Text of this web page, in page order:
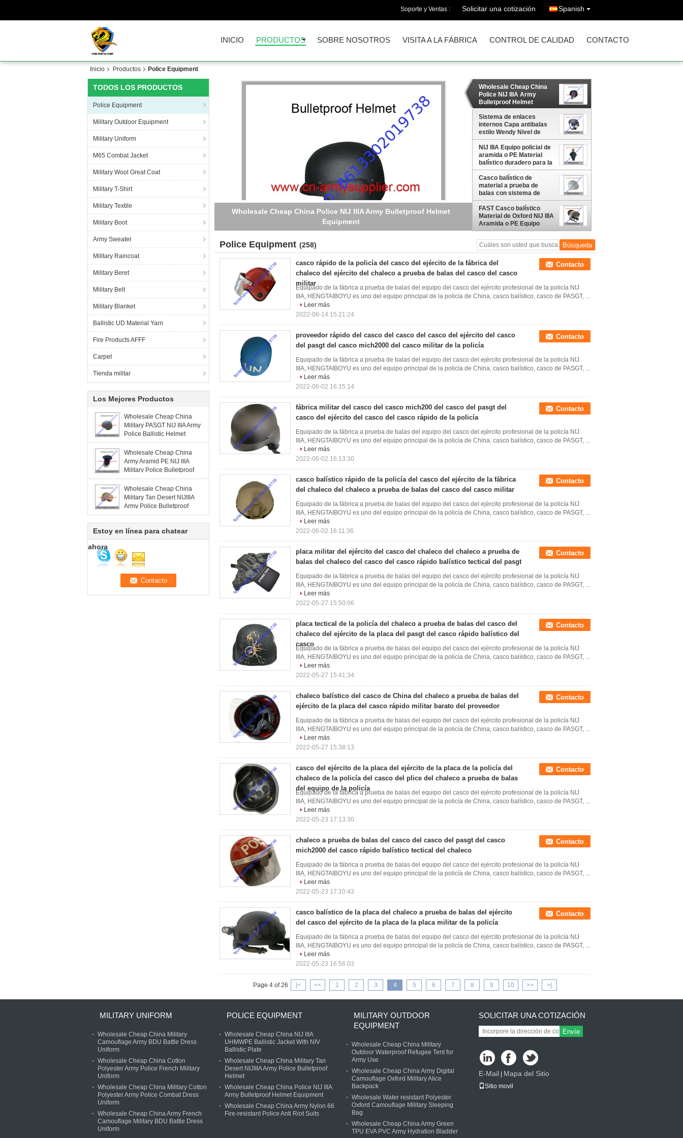
Soporte y Ventas : Solicitar una cotización Spanish
INICIO PRODUCTOS SOBRE NOSOTROS VISITA A LA FÁBRICA CONTROL DE CALIDAD CONTACTO
Inicio Productos Police Equipment
TODOS LOS PRODUCTOS
Police Equipment
Military Outdoor Equipment
Military Uniform
M65 Combat Jacket
Military Wool Great Coat
Military T-Shirt
Military Textile
Military Boot
Army Sweater
Military Raincoat
Military Beret
Military Belt
Military Blanket
Ballistic UD Material Yarn
Fire Products AFFF
Carpet
Tienda militar
Los Mejores Productos
Wholesale Cheap China
Military PASGT NIJ IIIA Army
Police Ballistic Helmet
Wholesale Cheap China
Army Aramid PE NIJ IIIA
Military Police Bulletproof
Helmet
Wholesale Cheap China
Military Tan Desert NIJIIIA
Army Police Bulletproof
Helmet
Estoy en línea para chatear
ahora
Sistema de enlaces internos Capa antibalas estilo Wendy Nivel de
protección de fibra de aramida o UHMWPE
Wholesale Cheap China
Police NIJ IIIA Army
Bulletproof Helmet
Equipment
Sistema de enlaces
internos Capa antibalas
estilo Wendy Nivel de
protección de fibra de
aramida o UHMWPE
NIJ IIIA Equipo policial de
aramida o PE Material
balístico duradero para la
aplicación de la ley
Casco balístico de
material a prueba de
balas con sistema de
telas internas de estilo
alemán y fibra de aramida
o UHMWPE
FAST Casco balístico
Material de Oxford NIJ IIIA
Aramida o PE Equipo
policial para la aplicación
de la ley
Police Equipment (258)
casco rápido de la policía del casco del ejército de la fábrica del
chaleco del ejército del chaleco a prueba de balas del casco del casco
militar
Contacto
Equipado de la fábrica a prueba de balas del equipo del casco del ejército profesional de la policía NIJ
IIIA, HENGTAIBOYU es uno del equipo principal de la policía de China, casco balístico, casco de PASGT, ...
Leer más
2022-06-14 15:21:24
proveedor rápido del casco del casco del casco del ejército del casco
del pasgt del casco mich2000 del casco militar de la policía
Contacto
Equipado de la fábrica a prueba de balas del equipo del casco del ejército profesional de la policía NIJ
IIIA, HENGTAIBOYU es uno del equipo principal de la policía de China, casco balístico, casco de PASGT, ...
Leer más
2022-06-02 16:15:14
fábrica militar del casco del casco mich200 del casco del pasgt del
casco del ejército del casco del casco rápido de la policía
Contacto
Equipado de la fábrica a prueba de balas del equipo del casco del ejército profesional de la policía NIJ
IIIA, HENGTAIBOYU es uno del equipo principal de la policía de China, casco balístico, casco de PASGT, ...
Leer más
2022-06-02 16:13:30
casco balístico rápido de la policía del casco del ejército de la fábrica
del chaleco del chaleco a prueba de balas del casco del casco militar
Contacto
Equipado de la fábrica a prueba de balas del equipo del casco del ejército profesional de la policía NIJ
IIIA, HENGTAIBOYU es uno del equipo principal de la policía de China, casco balístico, casco de PASGT, ...
Leer más
2022-06-02 16:11:36
placa militar del ejército del casco del chaleco del chaleco a prueba de
balas del chaleco del casco del casco rápido balístico tectical del pasgt
Contacto
Equipado de la fábrica a prueba de balas del equipo del casco del ejército profesional de la policía NIJ
IIIA, HENGTAIBOYU es uno del equipo principal de la policía de China, casco balístico, casco de PASGT, ...
Leer más
2022-05-27 15:50:06
placa tectical de la policía del chaleco a prueba de balas del casco del
chaleco del ejército de la placa del pasgt del casco rápido balístico del
casco
Contacto
Equipado de la fábrica a prueba de balas del equipo del casco del ejército profesional de la policía NIJ
IIIA, HENGTAIBOYU es uno del equipo principal de la policía de China, casco balístico, casco de PASGT, ...
Leer más
2022-05-27 15:41:34
chaleco balístico del casco de China del chaleco a prueba de balas del
ejército de la placa del casco rápido militar barato del proveedor
Contacto
Equipado de la fábrica a prueba de balas del equipo del casco del ejército profesional de la policía NIJ
IIIA, HENGTAIBOYU es uno del equipo principal de la policía de China, casco balístico, casco de PASGT, ...
Leer más
2022-05-27 15:38:13
casco del ejército de la placa del ejército de la placa de la policía del
chaleco de la policía del casco del plice del chaleco a prueba de balas
del equipo de la policía
Contacto
Equipado de la fábrica a prueba de balas del equipo del casco del ejército profesional de la policía NIJ
IIIA, HENGTAIBOYU es uno del equipo principal de la policía de China, casco balístico, casco de PASGT, ...
Leer más
2022-05-23 17:13:30
chaleco a prueba de balas del casco del casco del pasgt del casco
mich2000 del casco rápido balístico tectical del chaleco
Contacto
Equipado de la fábrica a prueba de balas del equipo del casco del ejército profesional de la policía NIJ
IIIA, HENGTAIBOYU es uno del equipo principal de la policía de China, casco balístico, casco de PASGT, ...
Leer más
2022-05-23 17:10:43
casco balístico de la placa del chaleco a prueba de balas del ejército
del casco del ejército de la placa de la placa militar de la policía
Contacto
Equipado de la fábrica a prueba de balas del equipo del casco del ejército profesional de la policía NIJ
IIIA, HENGTAIBOYU es uno del equipo principal de la policía de China, casco balístico, casco de PASGT, ...
Leer más
2022-05-23 16:56:03
Page 4 of 26 |< << 1 2 3 4 5 6 7 8 9 10 >> >|
MILITARY UNIFORM
Wholesale Cheap China Military
Camouflage Army BDU Battle Dress
Uniform
Wholesale Cheap China Cotton
Polyester Army Police French Military
Uniform
Wholesale Cheap China Military Cotton
Polyester Army Police Combat Dress
Uniform
Wholesale Cheap China Army French
Camouflage Military BDU Battle Dress
Uniform
POLICE EQUIPMENT
Wholesale Cheap China NIJ IIIA
UHMWPE Ballistic Jacket With NIV
Ballistic Plate
Wholesale Cheap China Military Tan
Desert NIJIIIA Army Police Bulletproof
Helmet
Wholesale Cheap China Police NIJ IIIA
Army Bulletproof Helmet Equipment
Wholesale Cheap China Army Nylon 66
Fire-resistant Police Anti Riot Suits
MILITARY OUTDOOR
EQUIPMENT
Wholesale Cheap China Military
Outdoor Waterproof Refugee Tent for
Army Use
Wholesale Cheap China Army Digital
Camouflage Oxford Military Alice
Backpack
Wholesale Water resistant Polyester
Oxford Camouflage Military Sleeping
Bag
Wholesale Cheap China Army Green
TPU EVA PVC Army Hydration Bladder
SOLICITAR UNA COTIZACIÓN
Envíe
E-Mail Mapa del Sitio
Sitio movil